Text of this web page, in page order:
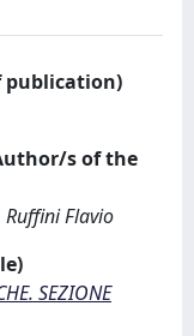
publication)
s of the
Ruffini Flavio
SEZIONE